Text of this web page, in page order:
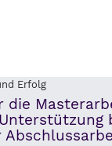
Erfolg
die